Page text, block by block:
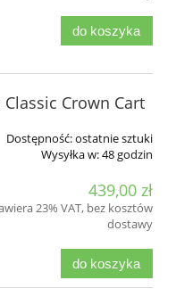
do koszyka
Crown Cart
Dostępność:ostatnie sztuki
Wysyłka w:48 godzin
439,00 zł
23% VAT, bez kosztów
dostawy
do koszyka